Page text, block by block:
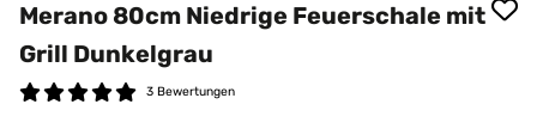
Merano 80cm Niedrige Feuerschale mit
Grill Dunkelgrau
3 Bewertungen